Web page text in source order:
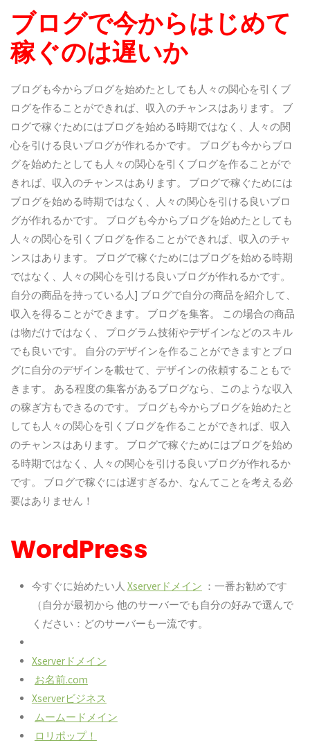
ブログで今からはじめて
稼ぐのは遅いか
ブログも今からブログを始めたとしても人々の関心を引くブ
ログを作ることができれば、収入のチャンスはあります。 ブ
ログで稼ぐためにはブログを始める時期ではなく、人々の関
心を引ける良いブログが作れるかです。 ブログも今からブロ
グを始めたとしても人々の関心を引くブログを作ることがで
きれば、収入のチャンスはあります。 ブログで稼ぐためには
ブログを始める時期ではなく、人々の関心を引ける良いブロ
グが作れるかです。 ブログも今からブログを始めたとしても
人々の関心を引くブログを作ることができれば、収入のチャ
ンスはあります。 ブログで稼ぐためにはブログを始める時期
ではなく、人々の関心を引ける良いブログが作れるかです。
自分の商品を持っている人] ブログで自分の商品を紹介して、
収入を得ることができます。 ブログを集客。 この場合の商品
は物だけではなく、 プログラム技術やデザインなどのスキル
でも良いです。 自分のデザインを作ることができますとブロ
グに自分のデザインを載せて、デザインの依頼することもで
きます。 ある程度の集客があるブログなら、このような収入
の稼ぎ方もできるのです。 ブログも今からブログを始めたと
しても人々の関心を引くブログを作ることができれば、収入
のチャンスはあります。 ブログで稼ぐためにはブログを始め
る時期ではなく、人々の関心を引ける良いブログが作れるか
です。 ブログで稼ぐには遅すぎるか、なんてことを考える必
要はありません！
WordPress
今すぐに始めたい人 Xserverドメイン ：一番お勧めです
（自分が最初から 他のサーバーでも自分の好みで選んで
ください：どのサーバーも一流です。
Xserverドメイン
お名前.com
Xserverビジネス
ムームードメイン
ロリポップ！